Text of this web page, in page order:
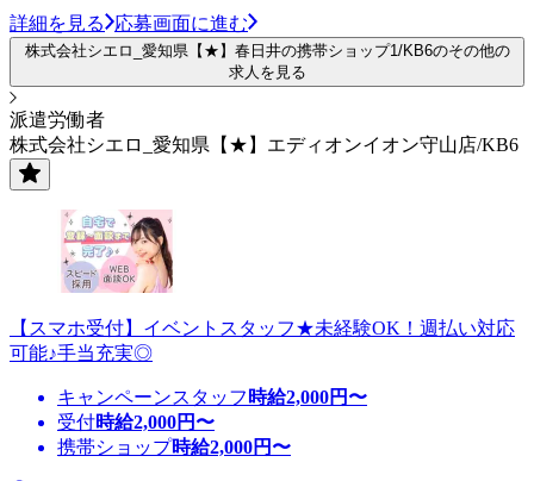
詳細を見る 応募画面に進む
株式会社シエロ_愛知県【★】春日井の携帯ショップ1/KB6のその他の
求人を見る
派遣労働者
株式会社シエロ_愛知県【★】エディオンイオン守山店/KB6
【スマホ受付】イベントスタッフ★未経験OK！週払い対応
可能♪手当充実◎
キャンペーンスタッフ 時給2,000円〜
受付時給2,000円〜
携帯ショップ時給2,000円〜